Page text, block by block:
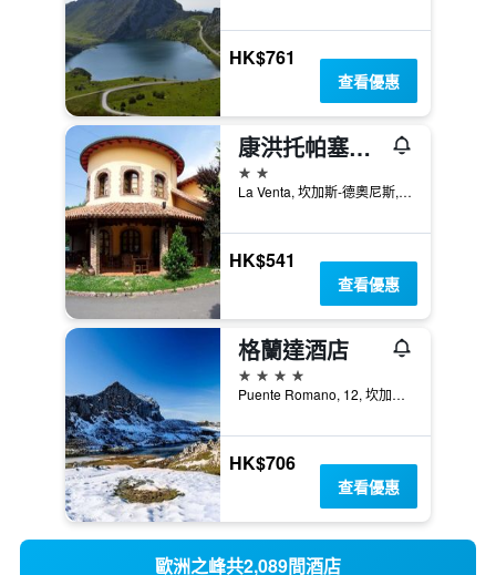
HK$761
查看優惠
康洪托帕塞拉酒店
2星級
La Venta, 坎加斯-德奧尼斯, 阿斯圖里亞斯省, 西班牙
HK$541
查看優惠
格蘭達酒店
4星級
Puente Romano, 12, 坎加斯-德奧尼斯, 阿斯圖里亞斯省, 西班牙
HK$706
查看優惠
歐洲之峰共2,089間酒店